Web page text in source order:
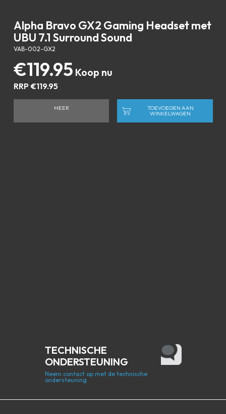
Alpha Bravo GX2 Gaming Headset met
UBU 7.1 Surround Sound
VAB-002-GX2
€119.95
RRP €119.95
MEER TOEVOEGEN AAN
WINKELWAGEN
TECHNISCHE
ONDERSTEUNING
Neem contact op met de technische
ondersteuning